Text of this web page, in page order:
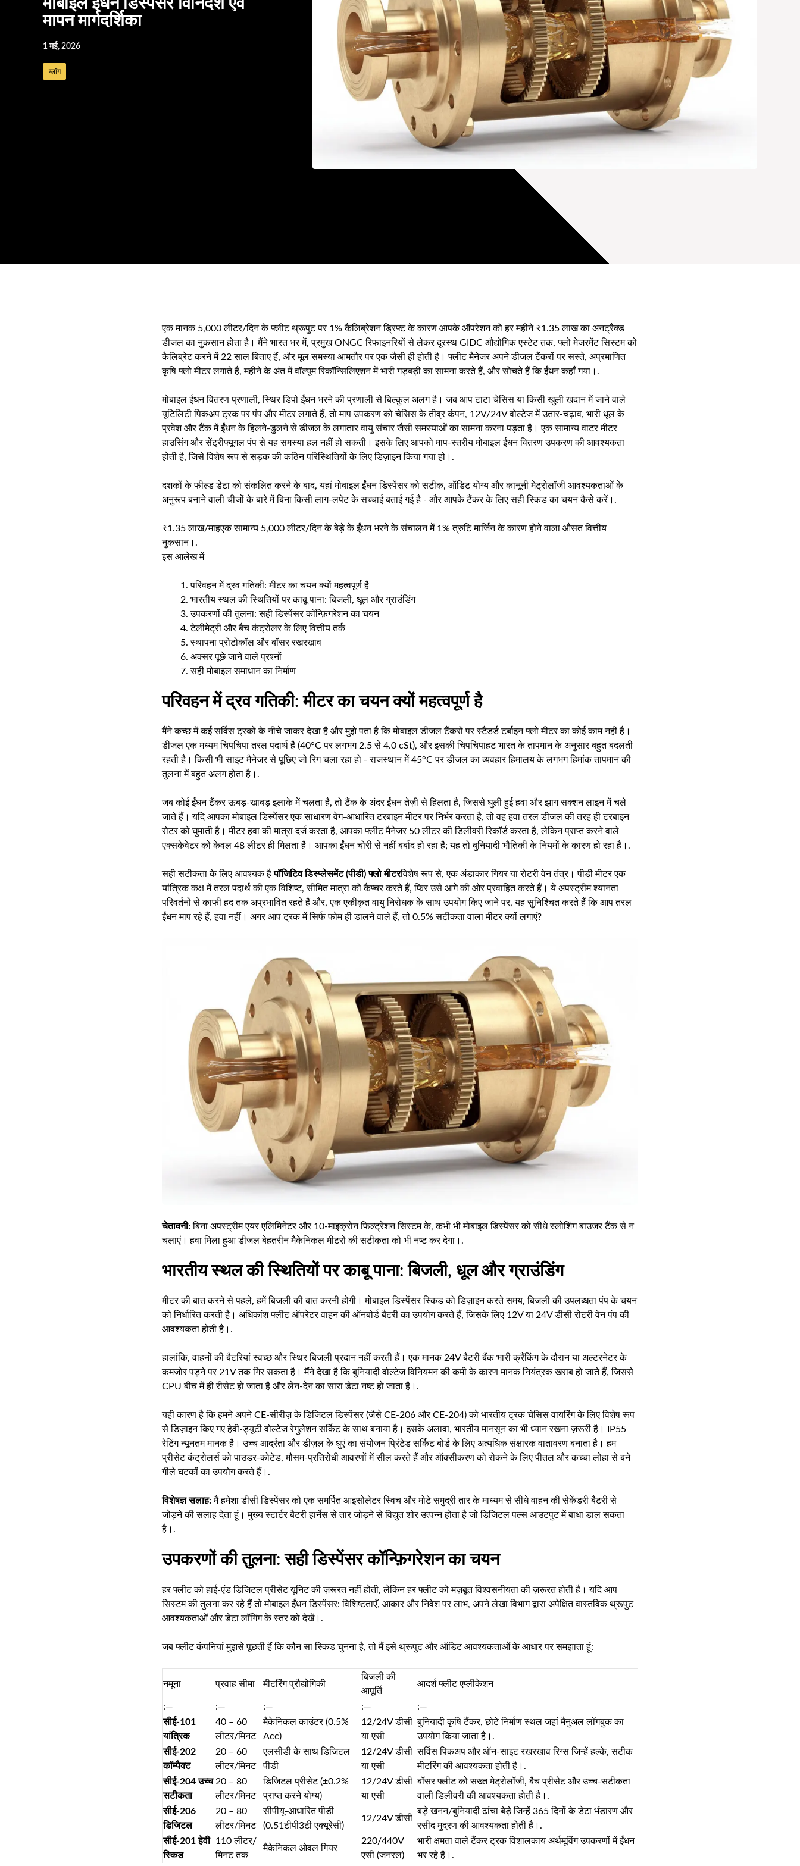
മലയാളം
Português
Русский
मोबाइल ईंधन डिस्पेंसर विनिर्देश एवं
मापन मार्गदर्शिका
1 मई, 2026
ब्लॉग
एक मानक 5,000 लीटर/दिन के फ्लीट थ्रूपुट पर 1% कैलिब्रेशन ड्रिफ्ट के कारण आपके ऑपरेशन को हर महीने ₹1.35 लाख का अनट्रैक्ड
डीजल का नुकसान होता है। मैंने भारत भर में, प्रमुख ONGC रिफाइनरियों से लेकर दूरस्थ GIDC औद्योगिक एस्टेट तक, फ्लो मेजरमेंट सिस्टम को
कैलिब्रेट करने में 22 साल बिताए हैं, और मूल समस्या आमतौर पर एक जैसी ही होती है। फ्लीट मैनेजर अपने डीजल टैंकरों पर सस्ते, अप्रमाणित
कृषि फ्लो मीटर लगाते हैं, महीने के अंत में वॉल्यूम रिकॉन्सिलिएशन में भारी गड़बड़ी का सामना करते हैं, और सोचते हैं कि ईंधन कहाँ गया।.
मोबाइल ईंधन वितरण प्रणाली, स्थिर डिपो ईंधन भरने की प्रणाली से बिल्कुल अलग है। जब आप टाटा चेसिस या किसी खुली खदान में जाने वाले
यूटिलिटी पिकअप ट्रक पर पंप और मीटर लगाते हैं, तो माप उपकरण को चेसिस के तीव्र कंपन, 12V/24V वोल्टेज में उतार-चढ़ाव, भारी धूल के
प्रवेश और टैंक में ईंधन के हिलने-डुलने से डीजल के लगातार वायु संचार जैसी समस्याओं का सामना करना पड़ता है। एक सामान्य वाटर मीटर
हाउसिंग और सेंट्रीफ्यूगल पंप से यह समस्या हल नहीं हो सकती। इसके लिए आपको माप-स्तरीय मोबाइल ईंधन वितरण उपकरण की आवश्यकता
होती है, जिसे विशेष रूप से सड़क की कठिन परिस्थितियों के लिए डिज़ाइन किया गया हो।.
दशकों के फील्ड डेटा को संकलित करने के बाद, यहां मोबाइल ईंधन डिस्पेंसर को सटीक, ऑडिट योग्य और कानूनी मेट्रोलॉजी आवश्यकताओं के
अनुरूप बनाने वाली चीजों के बारे में बिना किसी लाग-लपेट के सच्चाई बताई गई है - और आपके टैंकर के लिए सही स्किड का चयन कैसे करें।.
₹1.35 लाख/माहएक सामान्य 5,000 लीटर/दिन के बेड़े के ईंधन भरने के संचालन में 1% त्रुटि मार्जिन के कारण होने वाला औसत वित्तीय
नुकसान।.
इस आलेख में
परिवहन में द्रव गतिकी: मीटर का चयन क्यों महत्वपूर्ण है
भारतीय स्थल की स्थितियों पर काबू पाना: बिजली, धूल और ग्राउंडिंग
उपकरणों की तुलना: सही डिस्पेंसर कॉन्फ़िगरेशन का चयन
टेलीमेट्री और बैच कंट्रोलर के लिए वित्तीय तर्क
स्थापना प्रोटोकॉल और बॉसर रखरखाव
अक्सर पूछे जाने वाले प्रश्नों
सही मोबाइल समाधान का निर्माण
परिवहन में द्रव गतिकी: मीटर का चयन क्यों महत्वपूर्ण है
मैंने कच्छ में कई सर्विस ट्रकों के नीचे जाकर देखा है और मुझे पता है कि मोबाइल डीजल टैंकरों पर स्टैंडर्ड टर्बाइन फ्लो मीटर का कोई काम नहीं है।
डीजल एक मध्यम चिपचिपा तरल पदार्थ है (40°C पर लगभग 2.5 से 4.0 cSt), और इसकी चिपचिपाहट भारत के तापमान के अनुसार बहुत बदलती
रहती है। किसी भी साइट मैनेजर से पूछिए जो रिग चला रहा हो - राजस्थान में 45°C पर डीजल का व्यवहार हिमालय के लगभग हिमांक तापमान की
तुलना में बहुत अलग होता है।.
जब कोई ईंधन टैंकर ऊबड़-खाबड़ इलाके में चलता है, तो टैंक के अंदर ईंधन तेज़ी से हिलता है, जिससे घुली हुई हवा और झाग सक्शन लाइन में चले
जाते हैं। यदि आपका मोबाइल डिस्पेंसर एक साधारण वेग-आधारित टरबाइन मीटर पर निर्भर करता है, तो वह हवा तरल डीजल की तरह ही टरबाइन
रोटर को घुमाती है। मीटर हवा की मात्रा दर्ज करता है, आपका फ्लीट मैनेजर 50 लीटर की डिलीवरी रिकॉर्ड करता है, लेकिन प्राप्त करने वाले
एक्सकेवेटर को केवल 48 लीटर ही मिलता है। आपका ईंधन चोरी से नहीं बर्बाद हो रहा है; यह तो बुनियादी भौतिकी के नियमों के कारण हो रहा है।.
सही सटीकता के लिए आवश्यक हैपॉजिटिव डिस्प्लेसमेंट (पीडी) फ्लो मीटरविशेष रूप से, एक अंडाकार गियर या रोटरी वेन तंत्र। पीडी मीटर एक
यांत्रिक कक्ष में तरल पदार्थ की एक विशिष्ट, सीमित मात्रा को कैप्चर करते हैं, फिर उसे आगे की ओर प्रवाहित करते हैं। ये अपस्ट्रीम श्यानता
परिवर्तनों से काफी हद तक अप्रभावित रहते हैं और, एक एकीकृत वायु निरोधक के साथ उपयोग किए जाने पर, यह सुनिश्चित करते हैं कि आप तरल
ईंधन माप रहे हैं, हवा नहीं। अगर आप ट्रक में सिर्फ फोम ही डालने वाले हैं, तो 0.5% सटीकता वाला मीटर क्यों लगाएं?
चेतावनी:बिना अपस्ट्रीम एयर एलिमिनेटर और 10-माइक्रोन फिल्ट्रेशन सिस्टम के, कभी भी मोबाइल डिस्पेंसर को सीधे स्लोशिंग बाउजर टैंक से न
चलाएं। हवा मिला हुआ डीजल बेहतरीन मैकेनिकल मीटरों की सटीकता को भी नष्ट कर देगा।.
भारतीय स्थल की स्थितियों पर काबू पाना: बिजली, धूल और ग्राउंडिंग
मीटर की बात करने से पहले, हमें बिजली की बात करनी होगी। मोबाइल डिस्पेंसर स्किड को डिज़ाइन करते समय, बिजली की उपलब्धता पंप के चयन
को निर्धारित करती है। अधिकांश फ्लीट ऑपरेटर वाहन की ऑनबोर्ड बैटरी का उपयोग करते हैं, जिसके लिए 12V या 24V डीसी रोटरी वेन पंप की
आवश्यकता होती है।.
हालांकि, वाहनों की बैटरियां स्वच्छ और स्थिर बिजली प्रदान नहीं करती हैं। एक मानक 24V बैटरी बैंक भारी क्रैंकिंग के दौरान या अल्टरनेटर के
कमजोर पड़ने पर 21V तक गिर सकता है। मैंने देखा है कि बुनियादी वोल्टेज विनियमन की कमी के कारण मानक नियंत्रक खराब हो जाते हैं, जिससे
CPU बीच में ही रीसेट हो जाता है और लेन-देन का सारा डेटा नष्ट हो जाता है।.
यही कारण है कि हमने अपने CE-सीरीज़ के डिजिटल डिस्पेंसर (जैसे CE-206 और CE-204) को भारतीय ट्रक चेसिस वायरिंग के लिए विशेष रूप
से डिज़ाइन किए गए हेवी-ड्यूटी वोल्टेज रेगुलेशन सर्किट के साथ बनाया है। इसके अलावा, भारतीय मानसून का भी ध्यान रखना ज़रूरी है। IP55
रेटिंग न्यूनतम मानक है। उच्च आर्द्रता और डीज़ल के धुएं का संयोजन प्रिंटेड सर्किट बोर्ड के लिए अत्यधिक संक्षारक वातावरण बनाता है। हम
प्रीसेट कंट्रोलर्स को पाउडर-कोटेड, मौसम-प्रतिरोधी आवरणों में सील करते हैं और ऑक्सीकरण को रोकने के लिए पीतल और कच्चा लोहा से बने
गीले घटकों का उपयोग करते हैं।.
विशेषज्ञ सलाह:मैं हमेशा डीसी डिस्पेंसर को एक समर्पित आइसोलेटर स्विच और मोटे समुद्री तार के माध्यम से सीधे वाहन की सेकेंडरी बैटरी से
जोड़ने की सलाह देता हूं। मुख्य स्टार्टर बैटरी हार्नेस से तार जोड़ने से विद्युत शोर उत्पन्न होता है जो डिजिटल पल्स आउटपुट में बाधा डाल सकता
है।.
उपकरणों की तुलना: सही डिस्पेंसर कॉन्फ़िगरेशन का चयन
हर फ्लीट को हाई-एंड डिजिटल प्रीसेट यूनिट की ज़रूरत नहीं होती, लेकिन हर फ्लीट को मज़बूत विश्वसनीयता की ज़रूरत होती है। यदि आप
सिस्टम की तुलना कर रहे हैं तोमोबाइल ईंधन डिस्पेंसर: विशिष्टताएँ, आकार और निवेश पर लाभ, अपने लेखा विभाग द्वारा अपेक्षित वास्तविक थ्रूपुट
आवश्यकताओं और डेटा लॉगिंग के स्तर को देखें।.
जब फ्लीट कंपनियां मुझसे पूछती हैं कि कौन सा स्किड चुनना है, तो मैं इसे थ्रूपुट और ऑडिट आवश्यकताओं के आधार पर समझाता हूं:
नमूना प्रवाह सीमा मीटरिंग प्रौद्योगिकी
बिजली की
आपूर्ति
आदर्श फ्लीट एप्लीकेशन
:— :— :— :—
:—
सीई-101
यांत्रिक
40 – 60
लीटर/मिनट
मैकेनिकल काउंटर (0.5%
Acc)
12/24V डीसी
या एसी
बुनियादी कृषि टैंकर, छोटे निर्माण स्थल जहां मैनुअल लॉगबुक का
उपयोग किया जाता है।.
सीई-202
कॉम्पैक्ट
20 – 60
लीटर/मिनट
एलसीडी के साथ डिजिटल
पीडी
12/24V डीसी
या एसी
सर्विस पिकअप और ऑन-साइट रखरखाव रिग्स जिन्हें हल्के, सटीक
मीटरिंग की आवश्यकता होती है।.
सीई-204 उच्च
सटीकता
20 – 80
लीटर/मिनट
डिजिटल प्रीसेट (±0.2%
प्राप्त करने योग्य)
12/24V डीसी
या एसी
बॉसर फ्लीट को सख्त मेट्रोलॉजी, बैच प्रीसेट और उच्च-सटीकता
वाली डिलीवरी की आवश्यकता होती है।.
सीई-206
डिजिटल
20 – 80
लीटर/मिनट
सीपीयू-आधारित पीडी
(0.51टीपी3टी एक्यूरेसी)
12/24V डीसी
बड़े खनन/बुनियादी ढांचा बेड़े जिन्हें 365 दिनों के डेटा भंडारण और
रसीद मुद्रण की आवश्यकता होती है।.
सीई-201 हेवी
स्किड
110 लीटर/
मिनट तक
मैकेनिकल ओवल गियर
220/440V
एसी (जनरल)
भारी क्षमता वाले टैंकर ट्रक विशालकाय अर्थमूविंग उपकरणों में ईंधन
भर रहे हैं।.